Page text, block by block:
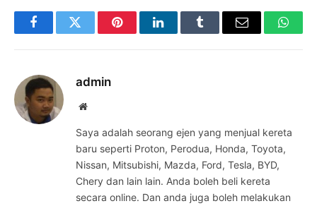
FacebookTwitter PinterestLinkedInTumblr Email
admin
Website
Saya adalah seorang ejen yang menjual kereta
baru seperti Proton, Perodua, Honda, Toyota,
Nissan, Mitsubishi, Mazda, Ford, Tesla, BYD,
Chery dan lain lain. Anda boleh beli kereta
secara online. Dan anda juga boleh melakukan